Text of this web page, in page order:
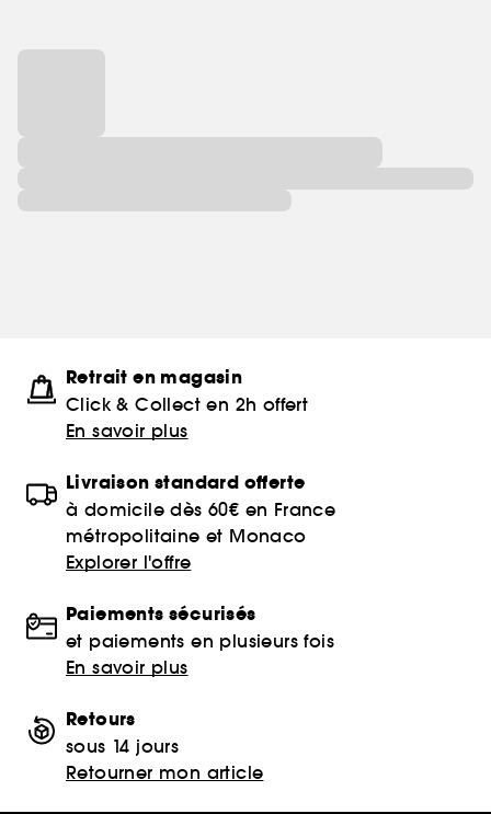
Retrait en magasin
Click & Collect en 2h offert
En savoir plus
Livraison standard offerte
à domicile dès 60€ en France
métropolitaine et Monaco
Explorer l'offre
Paiements sécurisés
et paiements en plusieurs fois
En savoir plus
Retours
sous 14 jours
Retourner mon article